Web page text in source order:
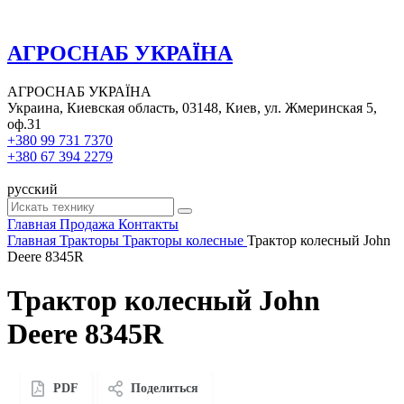
АГРОСНАБ УКРАЇНА
АГРОСНАБ УКРАЇНА
Украина, Киевская область, 03148, Киев, ул. Жмеринская 5,
оф.31
+380 99 731 7370
+380 67 394 2279
русский
Главная Продажа Контакты
Главная Тракторы Тракторы колесные Трактор колесный John
Deere 8345R
Трактор колесный John
Deere 8345R
PDF Поделиться